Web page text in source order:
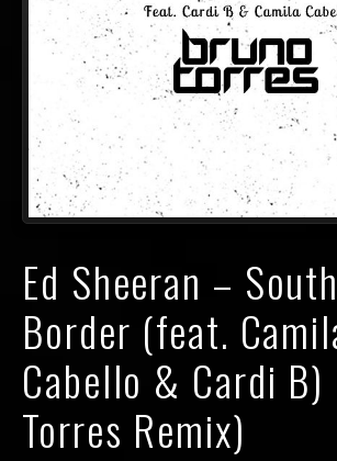
Ed Sheeran –
Border (feat.
Cabello & Cardi
Torres Remix)